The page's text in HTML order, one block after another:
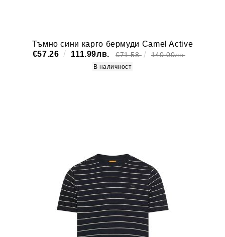
Тъмно сини карго бермуди Camel Active
€57.26
111.99лв. €71.58 140.00лв.
В наличност